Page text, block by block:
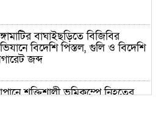
বাঘাইছড়িতে বিজিবির
বিদেশি পিস্তল, গুলি ও বিদেশি
জব্দ
শক্তিশালী ভূমিকম্পে নিহতের